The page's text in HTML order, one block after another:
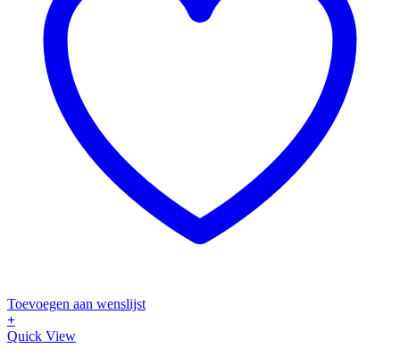
Toevoegen aan wenslijst
+
Quick View